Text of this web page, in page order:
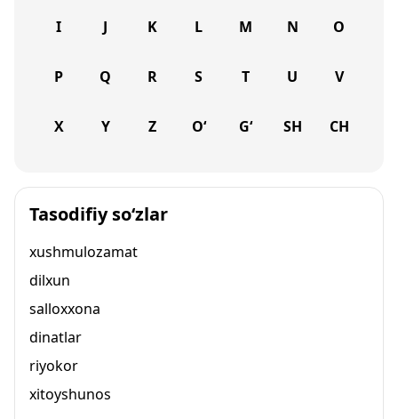
I J K L M N O
P Q R S T U V
X Y Z O‘ G‘ SH CH
Tasodifiy so‘zlar
xushmulozamat
dilxun
salloxxona
dinatlar
riyokor
xitoyshunos